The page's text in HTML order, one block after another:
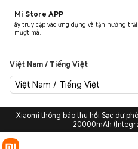
Mi Store APP
ãy truy cập vào ứng dụng và tận hưởng
mượt mà.
Việt Nam / Tiếng Việt
Việt Nam / Tiếng Việt
Xiaomi thông báo thu hồi Sạc dự
20000mAh